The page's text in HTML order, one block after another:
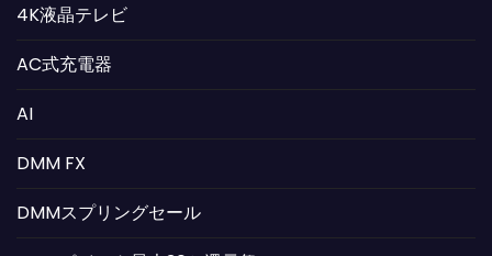
4K液晶テレビ
AC式充電器
AI
DMM FX
DMMスプリングセール